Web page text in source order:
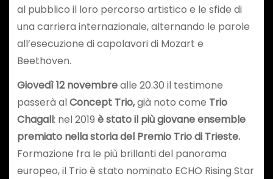
al pubblico il loro percorso artistico e le sfide di
una carriera internazionale, alternando le parole
all’esecuzione di capolavori di Mozart e
Beethoven.
Giovedì 12 novembrealle 20.30 il testimone
passerà alConcept Trio,già noto come Trio
Chagall: nel 2019 è stato il più giovane ensemble
premiato nella storia del Premio Trio di Trieste.
Formazione fra le più brillanti del panorama
europeo, il Trio è stato nominato ECHO Rising Star